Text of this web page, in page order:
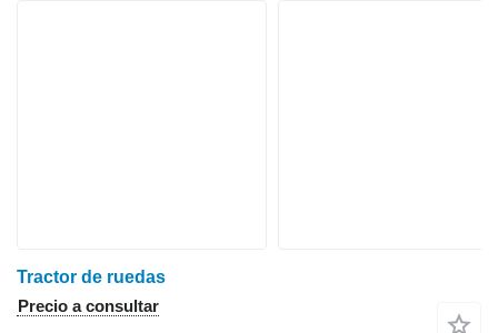
Tractor de ruedas
Precio a consultar